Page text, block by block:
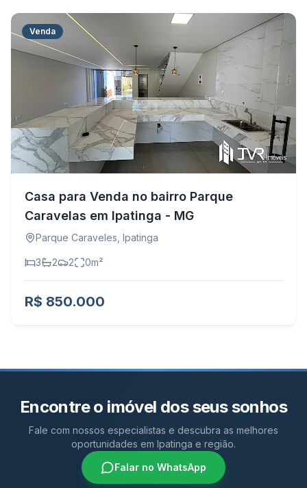
Venda
Casa para Venda no bairro Parque
Caravelas em Ipatinga - MG
Parque Caraveles Ipatinga
3 2 2 0m²
R$ 850.000
Encontre o imóvel dos seus sonhos
Fale com nossos especialistas e descubra as melhores
oportunidades em Ipatinga e região.
Falar no WhatsApp